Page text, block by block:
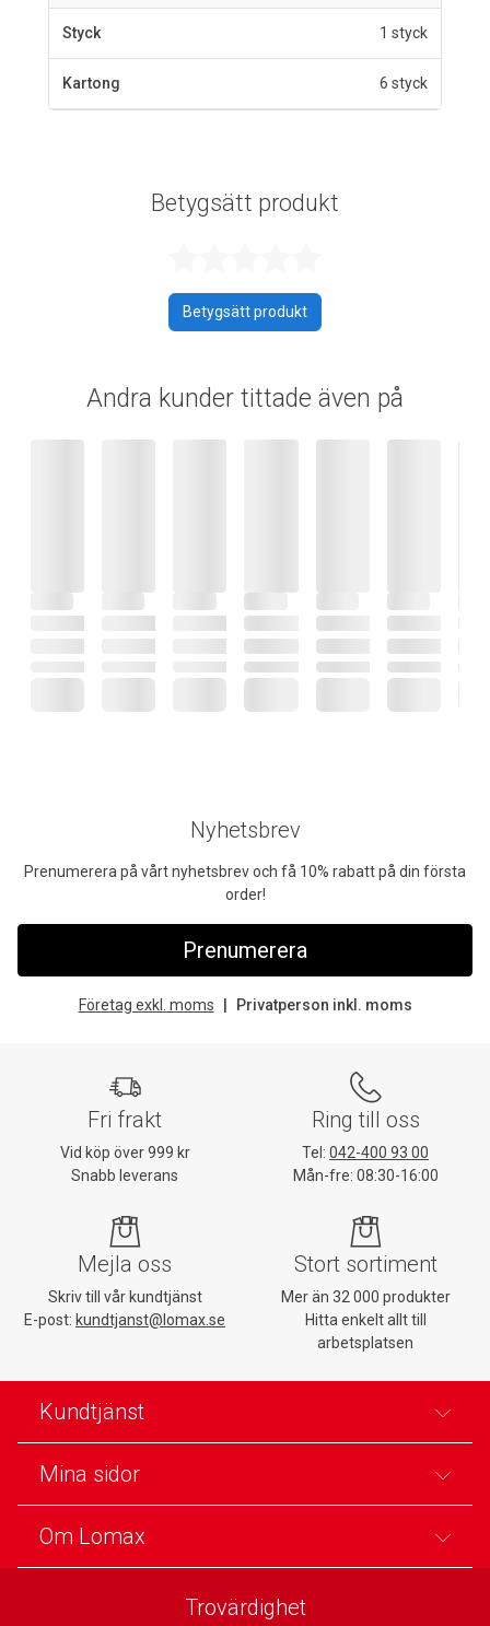
Styck 1 styck
Kartong 6 styck
Betygsätt produkt
Betygsätt produkt
Andra kunder tittade även på
Nyhetsbrev
Prenumerera på vårt nyhetsbrev och få 10% rabatt på din första
order!
Prenumerera
Företag exkl. moms Privatperson inkl. moms
Fri frakt
Vid köp över 999 kr
Snabb leverans
Ring till oss
Tel: 042-400 93 00
Mån-fre: 08:30-16:00
Mejla oss
Skriv till vår kundtjänst
E-post: kundtjanst@lomax.se
Stort sortiment
Mer än 32 000 produkter
Hitta enkelt allt till
arbetsplatsen
Kundtjänst
Mina sidor
Om Lomax
Trovärdighet